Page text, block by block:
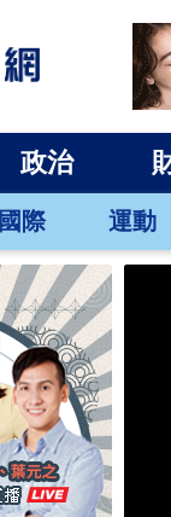
政治
國際 運動